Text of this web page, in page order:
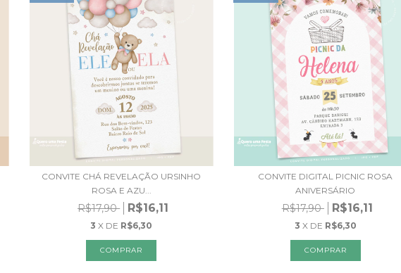
CONVITE CHÁ REVELAÇÃO URSINHO
ROSA E AZU...
R$17,90 R$16,11
3 X DE R$6,30
CONVITE DIGITAL PICNIC ROSA
ANIVERSÁRIO
R$17,90 R$16,11
3 X DE R$6,30